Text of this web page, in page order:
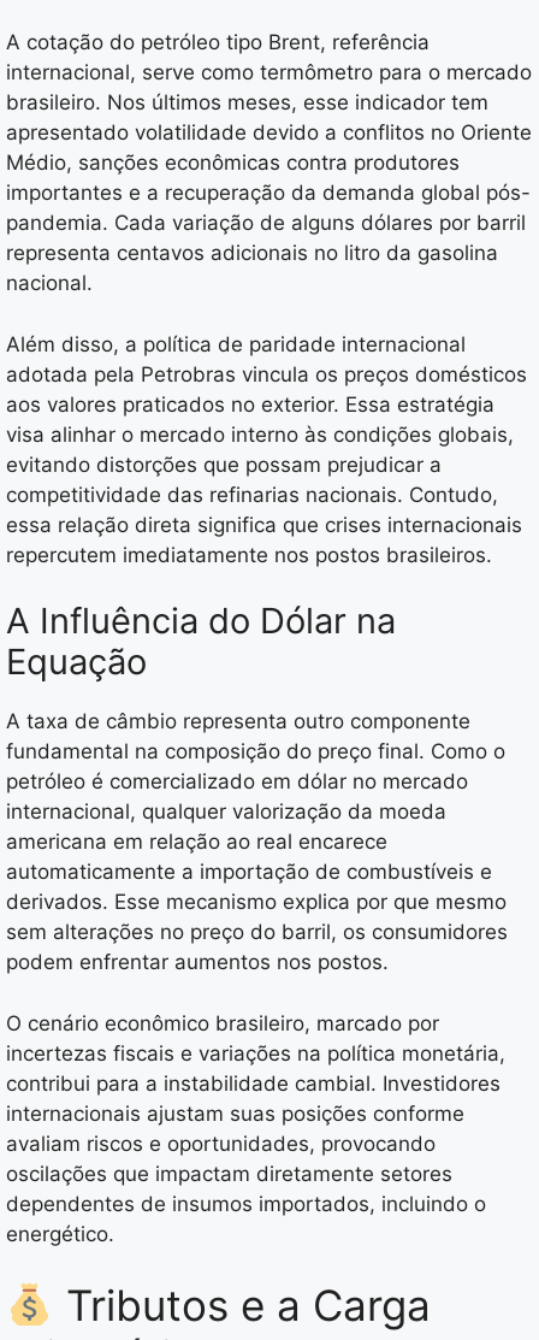
A cotação do petróleo tipo Brent, referência
internacional, serve como termômetro para o mercado
brasileiro. Nos últimos meses, esse indicador tem
apresentado volatilidade devido a conflitos no Oriente
Médio, sanções econômicas contra produtores
importantes e a recuperação da demanda global pós-
pandemia. Cada variação de alguns dólares por barril
representa centavos adicionais no litro da gasolina
nacional.
Além disso, a política de paridade internacional
adotada pela Petrobras vincula os preços domésticos
aos valores praticados no exterior. Essa estratégia
visa alinhar o mercado interno às condições globais,
evitando distorções que possam prejudicar a
competitividade das refinarias nacionais. Contudo,
essa relação direta significa que crises internacionais
repercutem imediatamente nos postos brasileiros.
A Influência do Dólar na
Equação
A taxa de câmbio representa outro componente
fundamental na composição do preço final. Como o
petróleo é comercializado em dólar no mercado
internacional, qualquer valorização da moeda
americana em relação ao real encarece
automaticamente a importação de combustíveis e
derivados. Esse mecanismo explica por que mesmo
sem alterações no preço do barril, os consumidores
podem enfrentar aumentos nos postos.
O cenário econômico brasileiro, marcado por
incertezas fiscais e variações na política monetária,
contribui para a instabilidade cambial. Investidores
internacionais ajustam suas posições conforme
avaliam riscos e oportunidades, provocando
oscilações que impactam diretamente setores
dependentes de insumos importados, incluindo o
energético.
Tributos e a Carga